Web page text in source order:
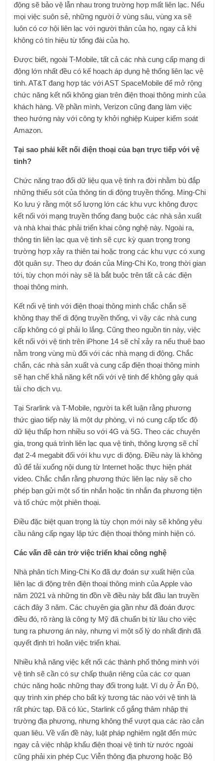
động sẽ bảo vệ lẫn nhau trong trường hợp mất liên lạc. Nếu
mọi việc suôn sẻ, những người ở vùng sâu, vùng xa sẽ
luôn có cơ hội liên lạc với người thân của họ, ngay cả khi
không có tín hiệu từ tổng đài của họ.
Được biết, ngoài T-Mobile, tất cả các nhà cung cấp mạng di
động lớn nhất đều có kế hoạch áp dụng hệ thống liên lạc vệ
tinh. AT&T đang hợp tác với AST SpaceMobile để mở rộng
chức năng kết nối không gian trên điện thoại thông minh của
khách hàng. Về phần mình, Verizon cũng đang làm việc
theo hướng này với công ty khởi nghiệp Kuiper kiểm soát
Amazon.
Tại sao phải kết nối điện thoại của bạn trực tiếp với vệ
tinh?
Chức năng trao đổi dữ liệu qua vệ tinh ra đời nhằm bù đắp
những thiếu sót của thông tin di động truyền thống. Ming-Chi
Ko lưu ý rằng một số lượng lớn các khu vực không được
kết nối với mạng truyền thống đang buộc các nhà sản xuất
và nhà khai thác phải triển khai công nghệ này. Ngoài ra,
thông tin liên lạc qua vệ tinh sẽ cực kỳ quan trọng trong
trường hợp xảy ra thiên tai hoặc trong các khu vực có xung
đột quân sự. Theo dự đoán của Ming-Chi Ko, trong thời gian
tới, tùy chọn mới này sẽ là bắt buộc trên tất cả các điện
thoại thông minh.
Kết nối vệ tinh với điện thoại thông minh chắc chắn sẽ
không thay thế di động truyền thống, vì vậy các nhà cung
cấp không có gì phải lo lắng. Cũng theo nguồn tin này, việc
kết nối với vệ tinh trên iPhone 14 sẽ chỉ xảy ra nếu thuê bao
nằm trong vùng mù đối với các nhà mạng di động. Chắc
chắn, các nhà sản xuất và cung cấp điện thoại thông minh
sẽ hạn chế khả năng kết nối với vệ tinh để không gây quá
tải cho dịch vụ.
Tại Srarlink và T-Mobile, người ta kết luận rằng phương
thức giao tiếp này là một dự phòng, vì nó cung cấp tốc độ
dữ liệu thấp hơn nhiều so với 4G và 5G. Theo các chuyên
gia, trong quá trình liên lạc qua vệ tinh, thông lượng sẽ chỉ
đạt 2-4 megabit đối với khu vực di động. Điều này là không
đủ để tải xuống nội dung từ Internet hoặc thực hiện phát
video. Chắc chắn rằng phương thức liên lạc này sẽ cho
phép bạn gửi một số tin nhắn hoặc tin nhắn đa phương tiện
và tổ chức một phiên thoại.
Điều đặc biệt quan trọng là tùy chọn mới này sẽ không yêu
cầu nâng cấp ngay lập tức điện thoại thông minh hiện có.
Các vấn đề cản trở việc triển khai công nghệ
Nhà phân tích Ming-Chi Ko đã dự đoán sự xuất hiện của
liên lạc di động trên điện thoại thông minh của Apple vào
năm 2021 và những tin đồn về điều này bắt đầu lan truyền
cách đây 3 năm. Các chuyên gia gần như đã đoán được
điều đó, rõ ràng là công ty Mỹ đã chuẩn bị từ lâu cho việc
tung ra phương án này, nhưng vì một số lý do nhất định đã
quyết định trì hoãn việc triển khai.
Nhiều khả năng việc kết nối các thành phố thông minh với
vệ tinh sẽ cần có sự chấp thuận riêng của các cơ quan
chức năng hoặc những thay đổi trong luật. Ví dụ ở Ấn Độ,
quy trình xin phép cho bất kỳ tương tác nào với vệ tinh là
rất phức tạp. Đã có lúc, Starlink cố gắng thâm nhập thị
trường địa phương, nhưng không thể vượt qua các rào cản
quan liêu. Về vấn đề này, luật pháp nghiêm ngặt đến mức
ngay cả việc nhập khẩu điện thoại vệ tinh từ nước ngoài
cũng phải xin phép Cục Viễn thông địa phương hoặc Bộ